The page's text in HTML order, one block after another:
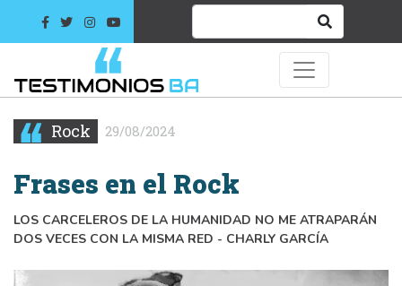
Rock 29/08/2024
Frases en el Rock
LOS CARCELEROS DE LA HUMANIDAD NO ME ATRAPARÁN
DOS VECES CON LA MISMA RED - CHARLY GARCÍA